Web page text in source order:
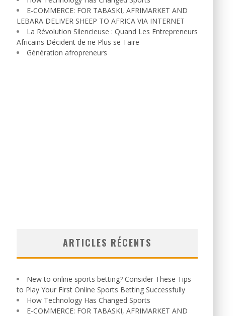
E-COMMERCE: FOR TABASKI, AFRIMARKET AND
LEBARA DELIVER SHEEP TO AFRICA VIA INTERNET
La Révolution Silencieuse : Quand Les Entrepreneurs
Africains Décident de ne Plus se Taire
Génération afropreneurs
ARTICLES RÉCENTS
New to online sports betting? Consider These Tips
to Play Your First Online Sports Betting Successfully
How Technology Has Changed Sports
E-COMMERCE: FOR TABASKI, AFRIMARKET AND